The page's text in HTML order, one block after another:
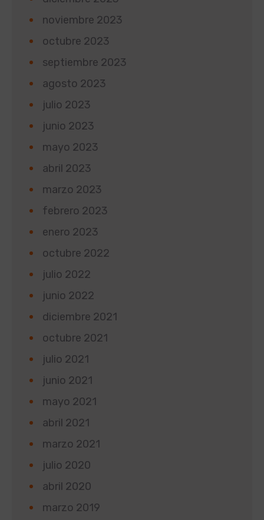
noviembre 2023
octubre 2023
septiembre 2023
agosto 2023
julio 2023
junio 2023
mayo 2023
abril 2023
marzo 2023
febrero 2023
enero 2023
octubre 2022
julio 2022
junio 2022
diciembre 2021
octubre 2021
julio 2021
junio 2021
mayo 2021
abril 2021
marzo 2021
julio 2020
abril 2020
marzo 2019